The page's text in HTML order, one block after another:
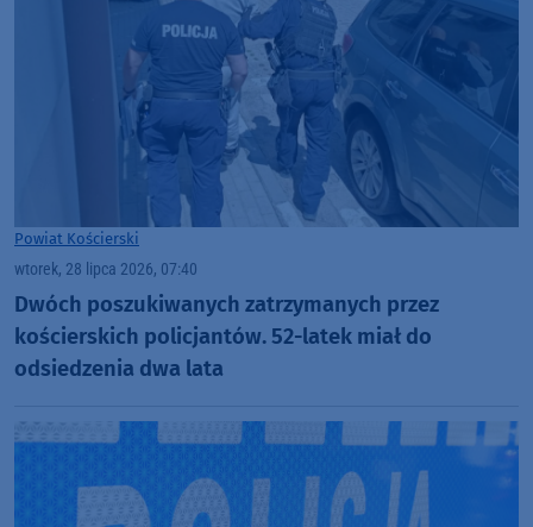
Powiat Kościerski
wtorek, 28 lipca 2026, 07:40
Dwóch poszukiwanych zatrzymanych przez
kościerskich policjantów. 52-latek miał do
odsiedzenia dwa lata